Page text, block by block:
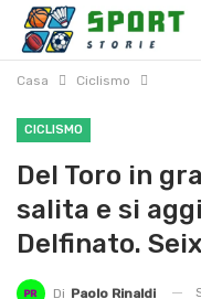
Casa Ciclismo
CICLISMO
Del Toro in
salita e si
Delfinato.
Di Paolo Rinaldi